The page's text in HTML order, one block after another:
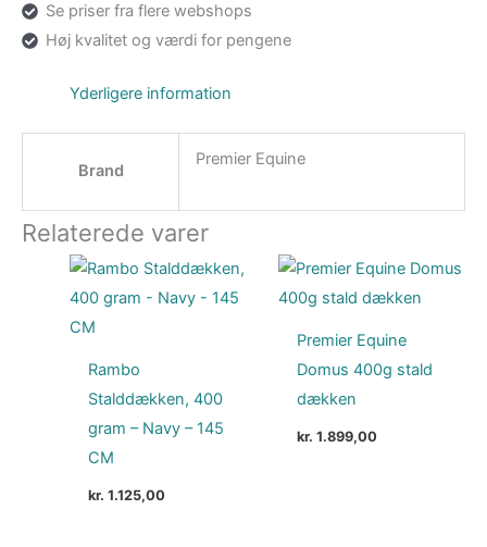
Se priser fra flere webshops
Høj kvalitet og værdi for pengene
Yderligere information
Brand
Premier Equine
Relaterede varer
Rambo
Stalddækken, 400
gram – Navy – 145
CM
kr. 1.125,00
Premier Equine
Domus 400g stald
dækken
kr. 1.899,00